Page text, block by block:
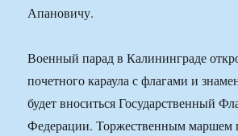
Апановичу.
Военный парад в Калининграде
почетного караула с флагами и
будет вноситься Государственный
Федерации. Торжественным маршем